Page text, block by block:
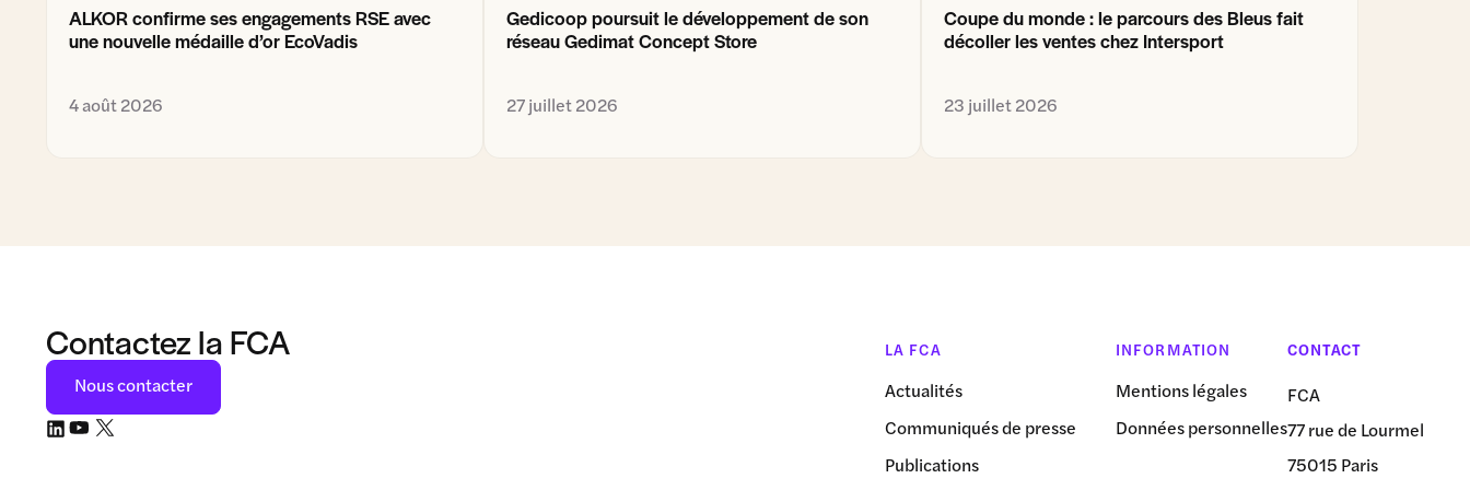
ALKOR confirme ses engagements RSE avec
une nouvelle médaille d’or EcoVadis
4 août 2026
Gedicoop poursuit le développement de son
réseau Gedimat Concept Store
27 juillet 2026
Coupe du monde : le parcours des Bleus fait
décoller les ventes chez Intersport
23 juillet 2026
Contactez la FCA
Nous contacter
LA FCA
Actualités
Communiqués de presse
Publications
INFORMATION
Mentions légales
Données personnelles
CONTACT
FCA
77 rue de Lourmel
75015 Paris